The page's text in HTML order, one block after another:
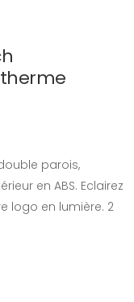
parois,
en ABS. Eclairez
logo en lumière. 2